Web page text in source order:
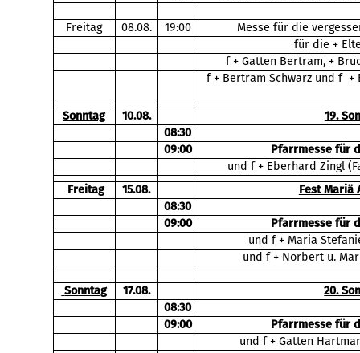
Freitag 08.08. 19:00
Messe für die
für die +
f + Gatten Bertram, +
f + Bertram Schwarz und f +
Sonntag 10.08.
19.
08:30
09:00
Pfarrmesse für
und f + Eberhard Zingl
Freitag
15.08.
Fest Mariä
08:30
09:00
Pfarrmesse für
und f + Maria
und f + Norbert u.
Sonntag 17.08.
20.
08:30
09:00
Pfarrmesse für
und f + Gatten